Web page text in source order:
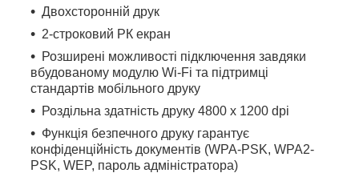
Двохсторонній друк
2-строковий РК екран
Розширені можливості підключення завдяки
вбудованому модулю Wi-Fi та підтримці
стандартів мобільного друку
Роздільна здатність друку 4800 x 1200 dpi
Функція безпечного друку гарантує
конфіденційність документів (WPA-PSK, WPA2-
PSK, WEP, пароль адміністратора)